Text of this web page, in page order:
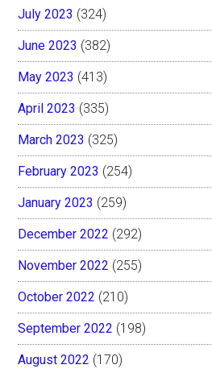
July 2023 (324)
June 2023 (382)
May 2023 (413)
April 2023 (335)
March 2023 (325)
February 2023 (254)
January 2023 (259)
December 2022 (292)
November 2022 (255)
October 2022 (210)
September 2022 (198)
August 2022 (170)